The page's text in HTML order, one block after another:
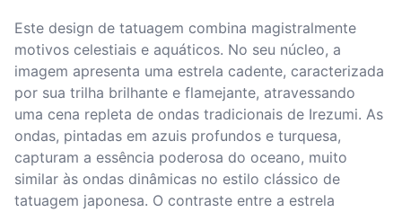
Este design de tatuagem combina magistralmente
motivos celestiais e aquáticos. No seu núcleo, a
imagem apresenta uma estrela cadente, caracterizada
por sua trilha brilhante e flamejante, atravessando
uma cena repleta de ondas tradicionais de Irezumi. As
ondas, pintadas em azuis profundos e turquesa,
capturam a essência poderosa do oceano, muito
similar às ondas dinâmicas no estilo clássico de
tatuagem japonesa. O contraste entre a estrela